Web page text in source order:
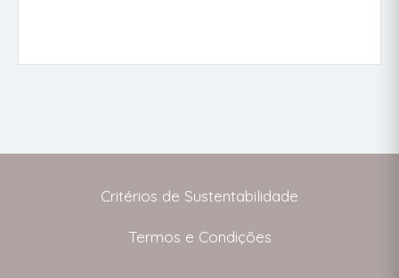
Critérios de Sustentabilidade
Termos e Condições